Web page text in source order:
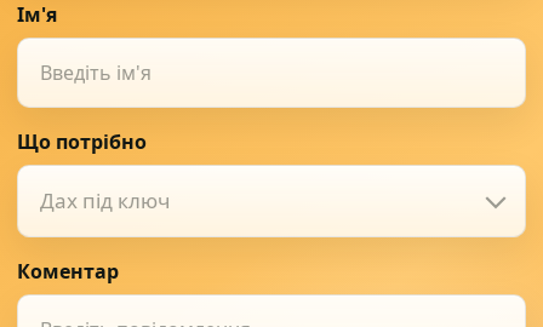
Ім'я
Що потрібно
Дах під ключ
Коментар